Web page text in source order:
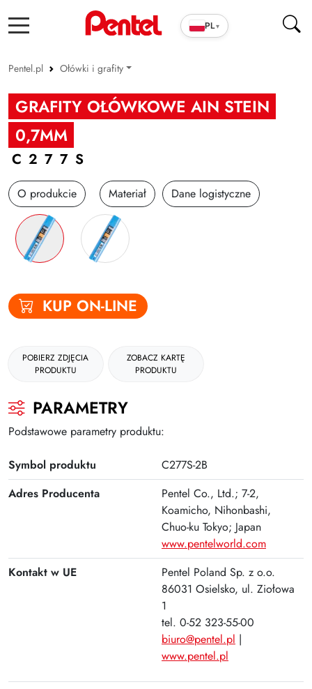
PL▾
Pentel.pl Ołówki i grafity
Produkty szkolno-biurowe
Cienkopisy i pióra ENERGEL
Wkłady
Markery
Zakreślacze
Cienkopisy i Kaligrafia
Ołówki i grafity
Kleje
Organizacja dokumentów
Produkty upominkowe
EKO-RECYCOLOGY
Wyprawka szkolna
Zszywacze | Zszywki
Kamuflaż dokumentów
Zero Max Teczka Skoroszytowa
GRAFITY OŁÓWKOWE AIN STEIN
0,7MM
C277S
O produkcie Materiał Dane logistyczne
KUP ON-LINE
POBIERZ ZDJĘCIA
PRODUKTU
ZOBACZ KARTĘ
PRODUKTU
PARAMETRY
Podstawowe parametry produktu:
Symbol produktu
C277S-2B
Adres Producenta
Pentel Co., Ltd.; 7-2,
Koamicho, Nihonbashi,
Chuo-ku Tokyo; Japan
www.pentelworld.com
Kontakt w UE
Pentel Poland Sp. z o.o.
86031 Osielsko, ul. Ziołowa
1
tel. 0-52 323-55-00
biuro@pentel.pl |
www.pentel.pl